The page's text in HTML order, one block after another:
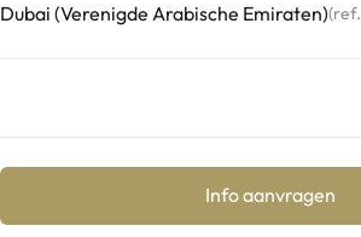
Dubai (Verenigde Arabische Emiraten)(ref.
Info aanvragen